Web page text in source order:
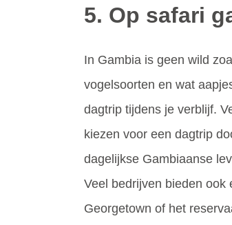
5. Op safari
In Gambia is geen wild
vogelsoorten en wat
dagtrip tijdens je verblijf.
kiezen voor een dagtrip
dagelijkse Gambiaanse
Veel bedrijven bieden ook
Georgetown of het